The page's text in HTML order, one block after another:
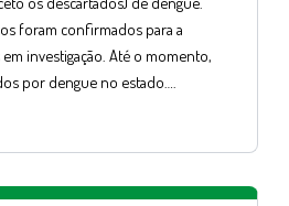
foram confirmados para a
investigação. Até o momento,
por dengue no estado….